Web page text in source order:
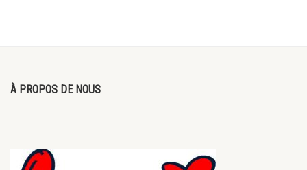
À PROPOS DE NOUS